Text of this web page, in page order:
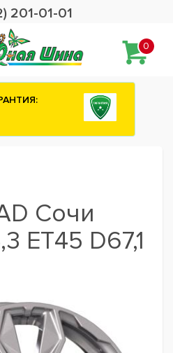
201-01-01
0
2500 рублей на зимние
Сочи
ET45 D67,1